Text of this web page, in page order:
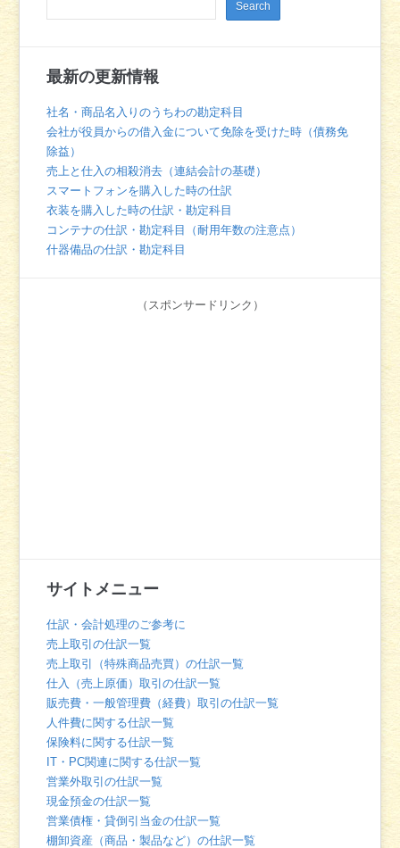
最新の更新情報
社名・商品名入りのうちわの勘定科目
会社が役員からの借入金について免除を受けた時（債務免
除益）
売上と仕入の相殺消去（連結会計の基礎）
スマートフォンを購入した時の仕訳
衣装を購入した時の仕訳・勘定科目
コンテナの仕訳・勘定科目（耐用年数の注意点）
什器備品の仕訳・勘定科目
（スポンサードリンク）
サイトメニュー
仕訳・会計処理のご参考に
売上取引の仕訳一覧
売上取引（特殊商品売買）の仕訳一覧
仕入（売上原価）取引の仕訳一覧
販売費・一般管理費（経費）取引の仕訳一覧
人件費に関する仕訳一覧
保険料に関する仕訳一覧
IT・PC関連に関する仕訳一覧
営業外取引の仕訳一覧
現金預金の仕訳一覧
営業債権・貸倒引当金の仕訳一覧
棚卸資産（商品・製品など）の仕訳一覧